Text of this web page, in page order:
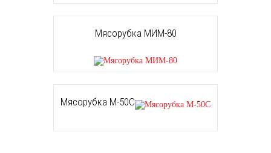
Мясорубка МИМ-80
Мясорубка М-50С